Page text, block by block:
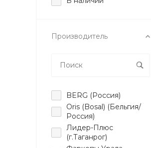
Производитель
BERG (Россия)
Oris (Bosal) (Бельгия/
Россия)
Лидер-Плюс
(г.Таганрог)